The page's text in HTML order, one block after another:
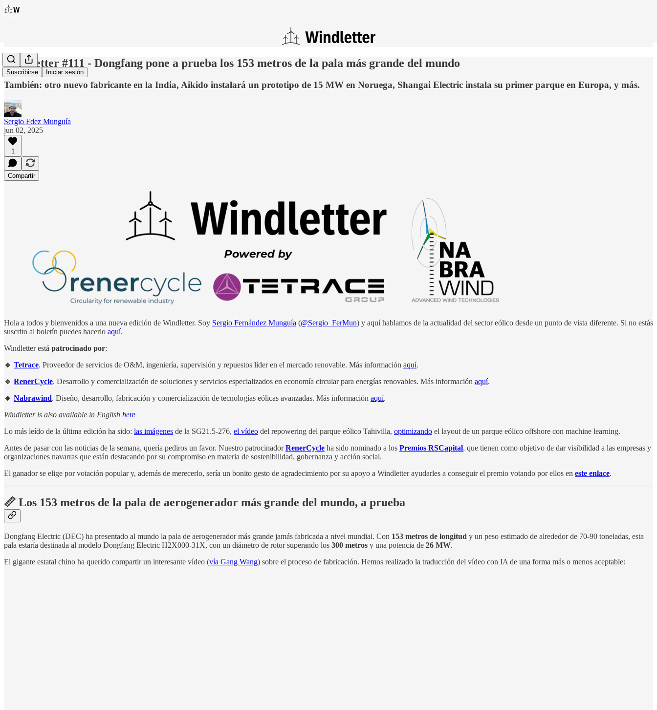
Suscribirse Iniciar sesión
Windletter #111 - Dongfang pone a prueba los 153 metros de la pala más grande del mundo
También: otro nuevo fabricante en la India, Aikido instalará un prototipo de 15 MW en Noruega, Shangai Electric instala su primer parque en Europa, y más.
Sergio Fdez Munguía
jun 02, 2025
1
Compartir
Hola a todos y bienvenidos a una nueva edición de Windletter. Soy Sergio Fernández Munguía (@Sergio_FerMun) y aquí hablamos de la actualidad del sector eólico desde un punto de vista diferente. Si no estás
suscrito al boletín puedes hacerlo aquí.
Windletter está patrocinado por:
🔹 Tetrace. Proveedor de servicios de O&M, ingeniería, supervisión y repuestos líder en el mercado renovable. Más información aquí.
🔹 RenerCycle. Desarrollo y comercialización de soluciones y servicios especializados en economía circular para energías renovables. Más información aquí.
🔹 Nabrawind. Diseño, desarrollo, fabricación y comercialización de tecnologías eólicas avanzadas. Más información aquí.
Windletter is also available in English here
Lo más leído de la última edición ha sido: las imágenes de la SG21.5-276, el vídeo del repowering del parque eólico Tahivilla, optimizando el layout de un parque eólico offshore con machine learning.
Antes de pasar con las noticias de la semana, quería pediros un favor. Nuestro patrocinadorRenerCycle ha sido nominado a los Premios RSCapital, que tienen como objetivo de dar visibilidad a las empresas y
organizaciones navarras que están destacando por su compromiso en materia de sostenibilidad, gobernanza y acción social.
El ganador se elige por votación popular y, además de merecerlo, sería un bonito gesto de agradecimiento por su apoyo a Windletter ayudarles a conseguir el premio votando por ellos en este enlace.
📏 Los 153 metros de la pala de aerogenerador más grande del mundo, a prueba
Dongfang Electric (DEC) ha presentado al mundo la pala de aerogenerador más grande jamás fabricada a nivel mundial. Con 153 metros de longitud y un peso estimado de alrededor de 70-90 toneladas, esta
pala estaría destinada al modelo Dongfang Electric H2X000-31X, con un diámetro de rotor superando los 300 metros y una potencia de 26 MW.
El gigante estatal chino ha querido compartir un interesante vídeo (vía Gang Wang) sobre el proceso de fabricación. Hemos realizado la traducción del vídeo con IA de una forma más o menos aceptable: